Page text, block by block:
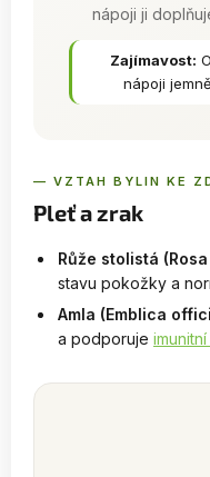
nápoji ji
Zajímavost:
nápoji
— VZTAH BYLIN KE
Pleť a zrak
Růže stolistá
stavu pokožky a
Amla (Emblica
a podporuje